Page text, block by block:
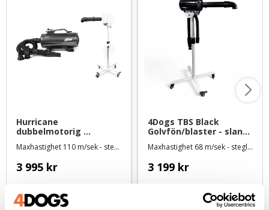
Hurricane
dubbelmotorig
golvfön/blaster - slang
och rör medföljer
Maxhastighet 110 m/sek - steglöst variabel hastighet
3 995 kr
4Dogs TBS Black
Golvfön/blaster - slang
och rör medföljer
Maxhastighet 68 m/sek - steglöst variabel hastighet och tillsatt värme
3 199 kr